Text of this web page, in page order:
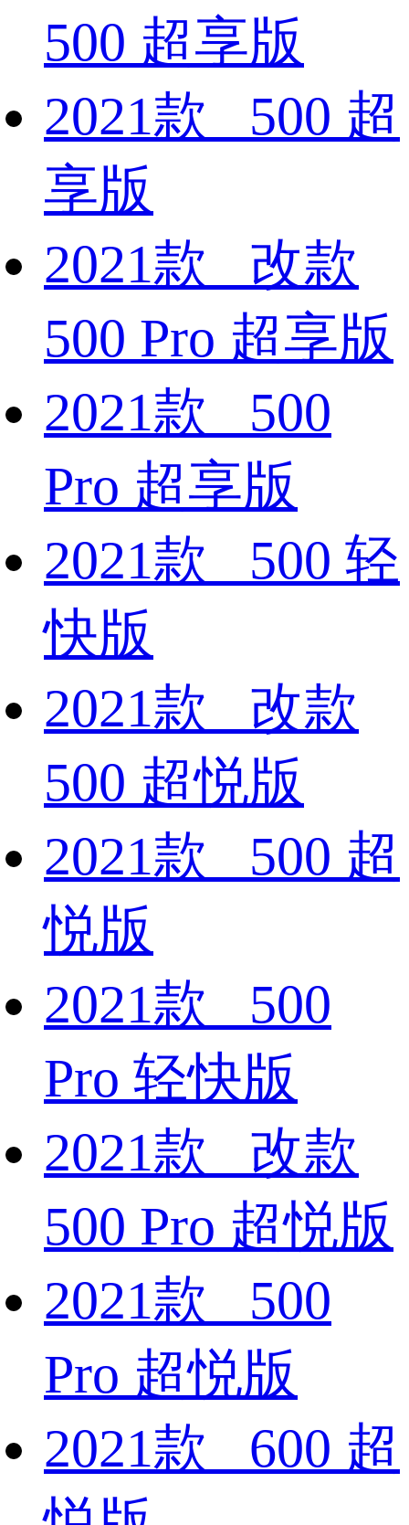
500 超享版
2021款 500 超
享版
2021款 改款
500 Pro 超享版
2021款 500
Pro 超享版
2021款 500 轻
快版
2021款 改款
500 超悦版
2021款 500 超
悦版
2021款 500
Pro 轻快版
2021款 改款
500 Pro 超悦版
2021款 500
Pro 超悦版
2021款 600 超